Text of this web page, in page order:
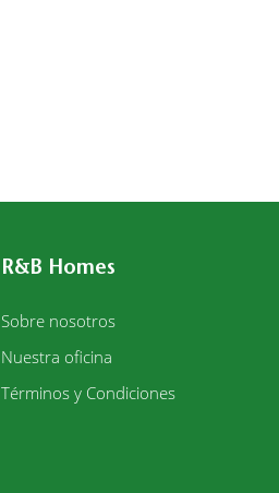
R&B Homes
Sobre nosotros
Nuestra oficina
Términos y Condiciones